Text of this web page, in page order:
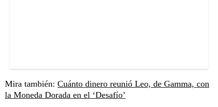
Mira también: Cuánto dinero reunió Leo, de Gamma, con
la Moneda Dorada en el ‘Desafío’